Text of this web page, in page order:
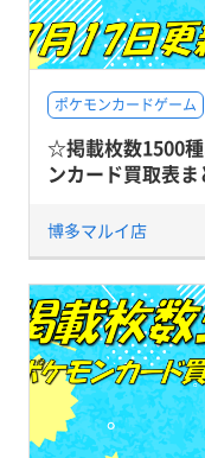
ポケモンカードゲーム
☆掲載枚数1500
ンカード買取表ま
博多マルイ店